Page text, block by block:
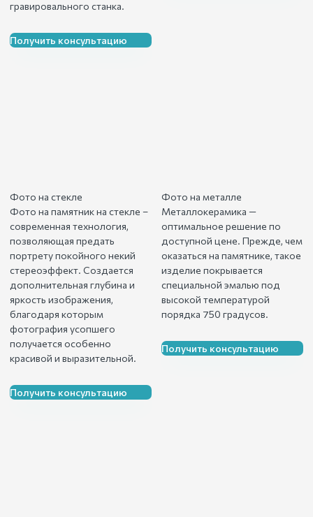
гравировального станка.
Получить консультацию
Фото на стекле
Фото на памятник на стекле –
современная технология,
позволяющая предать
портрету покойного некий
стереоэффект. Создается
дополнительная глубина и
яркость изображения,
благодаря которым
фотография усопшего
получается особенно
красивой и выразительной.
Получить консультацию
Фото на металле
Металлокерамика —
оптимальное решение по
доступной цене. Прежде, чем
оказаться на памятнике, такое
изделие покрывается
специальной эмалью под
высокой температурой
порядка 750 градусов.
Получить консультацию